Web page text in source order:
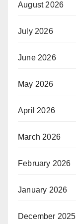
August 2026
July 2026
June 2026
May 2026
April 2026
March 2026
February 2026
January 2026
December 2025